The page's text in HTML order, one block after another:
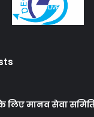
लिए मानव सेवा